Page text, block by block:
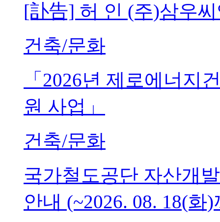
[訃告] 허 인 (주)삼우
건축/문화
「2026년 제로에너지
원 사업」
건축/문화
국가철도공단 자산개
안내 (~2026. 08. 18(화